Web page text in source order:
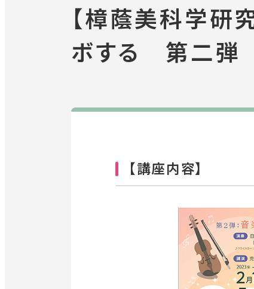
【樟蔭美科学研
ボする 第二弾
【講座内容】